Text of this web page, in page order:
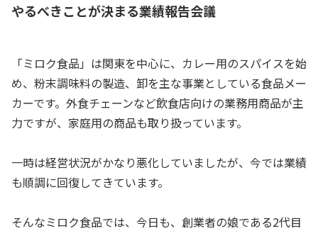
やるべきことが決まる業績報告会議
「ミロク食品」は関東を中心に、カレー用のスパイスを始
め、粉末調味料の製造、卸を主な事業としている食品メー
カーです。外食チェーンなど飲食店向けの業務用商品が主
力ですが、家庭用の商品も取り扱っています。
一時は経営状況がかなり悪化していましたが、今では業績
も順調に回復してきています。
そんなミロク食品では、今日も、創業者の娘である2代目